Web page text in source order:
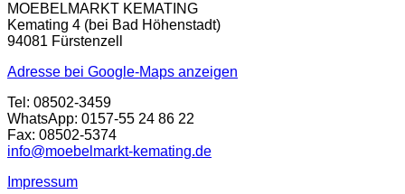
MOEBELMARKT KEMATING
Kemating 4 (bei Bad Höhenstadt)
94081 Fürstenzell
Adresse bei Google-Maps anzeigen
Tel: 08502-3459
WhatsApp: 0157-55 24 86 22
Fax: 08502-5374
info@moebelmarkt-kemating.de
Impressum